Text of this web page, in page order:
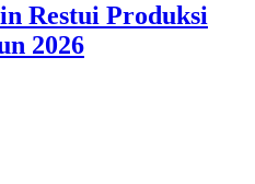
Restui Produksi
2026